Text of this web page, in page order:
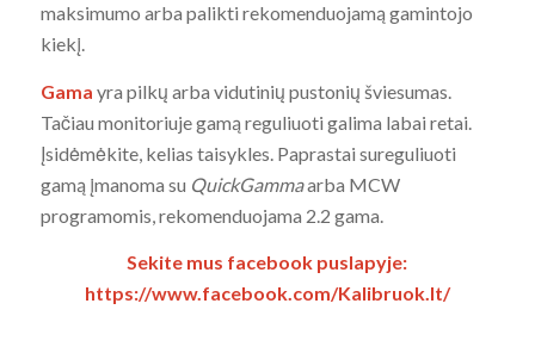
maksimumo arba palikti rekomenduojamą gamintojo
kiekį.
Gama yra pilkų arba vidutinių pustonių šviesumas.
Tačiau monitoriuje gamą reguliuoti galima labai retai.
Įsidėmėkite, kelias taisykles. Paprastai sureguliuoti
gamą įmanoma su QuickGammaarba MCW
programomis, rekomenduojama 2.2 gama.
Sekite mus facebook puslapyje:
https://www.facebook.com/Kalibruok.lt/